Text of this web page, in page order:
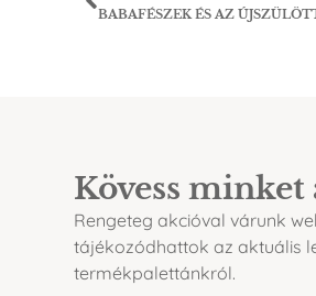
BABAFÉSZEK ÉS AZ
Kövess minket
Rengeteg akcióval várunk
tájékozódhattok az aktuális
termékpalettánkról.